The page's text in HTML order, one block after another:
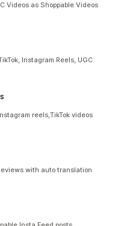
Videos as Shoppable Videos
Instagram Reels, UGC
reels,TikTok videos
with auto translation